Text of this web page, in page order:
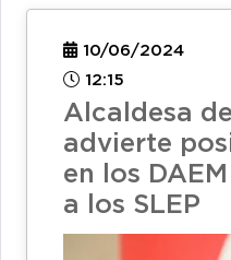
10/06/2024
12:15
Alcaldesa
advierte
en los
a los SLEP